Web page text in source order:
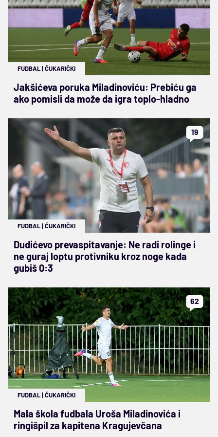
FUDBAL|ČUKARIČKI
Jakšićeva poruka Miladinoviću: Prebiću ga
ako pomisli da može da igra toplo-hladno
19
FUDBAL|ČUKARIČKI
Dudićevo prevaspitavanje: Ne radi rolinge i
ne guraj loptu protivniku kroz noge kada
gubiš 0:3
62
FUDBAL|ČUKARIČKI
Mala škola fudbala Uroša Miladinovića i
ringišpil za kapitena Kragujevčana